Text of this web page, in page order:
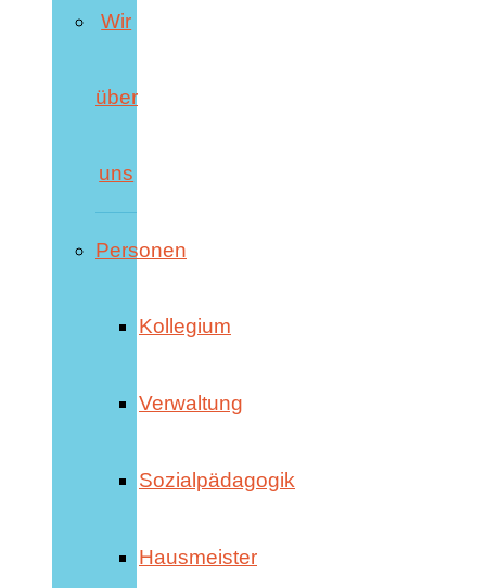
Wir
über
uns
Personen
Kollegium
Verwaltung
Sozialpädagogik
Hausmeister